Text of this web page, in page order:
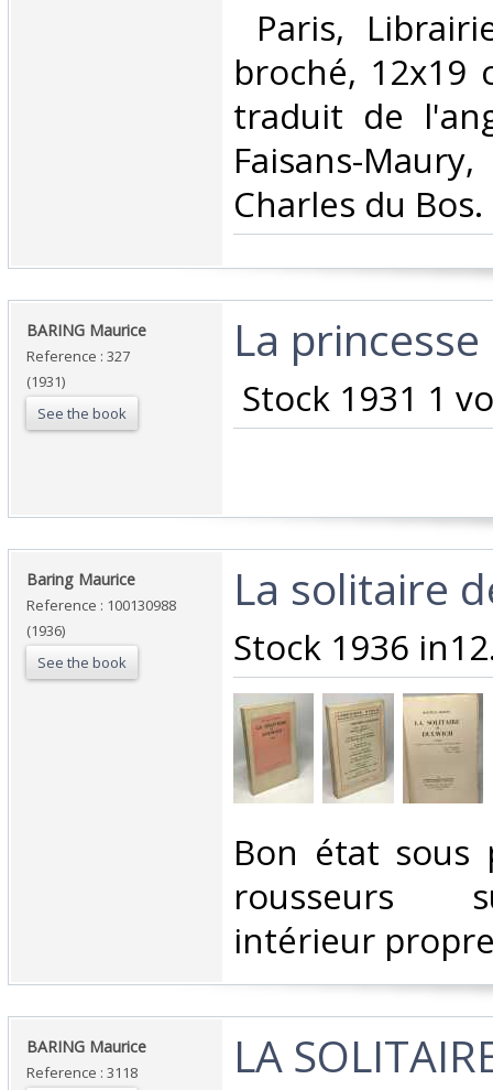
Paris,
broché, 12x19
traduit de
Faisans-
Charles du Bos.‎
‎BARING Maurice‎
Reference : 327
(1931)
See the book
‎La
Stock 1931 1
‎Baring Maurice‎
Reference : 100130988
(1936)
See the book
‎La solitaire
‎Stock 1936
‎Bon état sous
rousseurs
intérieur
‎BARING Maurice‎
Reference : 3118
‎LA